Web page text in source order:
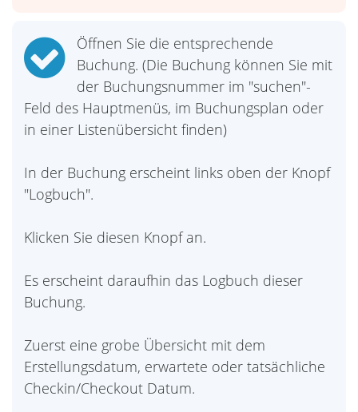
Öffnen Sie die entsprechende
Buchung. (Die Buchung können Sie mit
der Buchungsnummer im "suchen"-
Feld des Hauptmenüs, im Buchungsplan oder
in einer Listenübersicht finden)
In der Buchung erscheint links oben der Knopf
"Logbuch".
Klicken Sie diesen Knopf an.
Es erscheint daraufhin das Logbuch dieser
Buchung.
Zuerst eine grobe Übersicht mit dem
Erstellungsdatum, erwartete oder tatsächliche
Checkin/Checkout Datum.